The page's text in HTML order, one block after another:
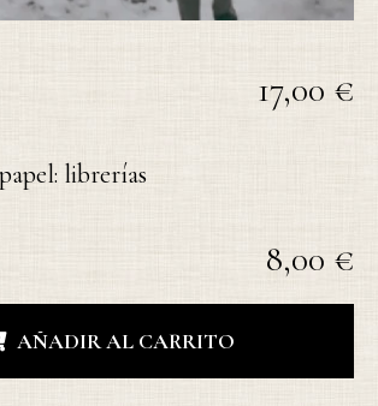
17,00 €
librerías
8,00 €
AÑADIR AL CARRITO